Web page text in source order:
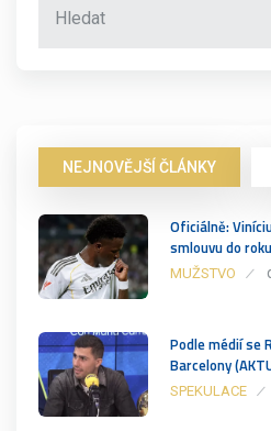
NEJNOVĚJŠÍ ČLÁNKY
Oficiálně:
smlouvu do
MUŽSTVO
Podle médií se
Barcelony
SPEKULACE